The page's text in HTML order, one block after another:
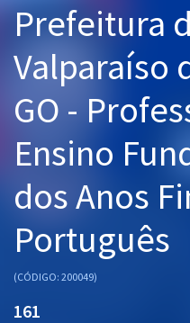
Cursos 20% OFF
Pós
Graduação
OAB
Mentorias
Questões grátis
Prefeitura
Valparaíso
GO -
Ensino
dos Anos
Português
(CÓDIGO: 200049)
161